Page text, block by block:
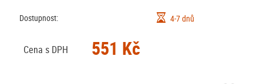
Dostupnost: 4-7 dnů
Cena s DPH 551 Kč